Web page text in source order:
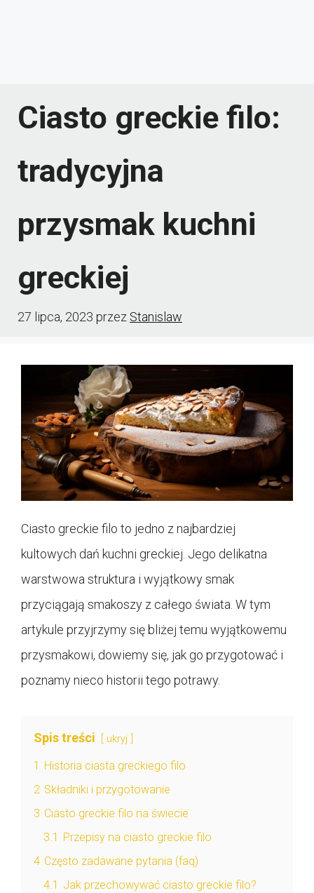
Ciasto greckie filo:
tradycyjna
przysmak kuchni
greckiej
27 lipca, 2023 przez Stanislaw
Ciasto greckie filo to jedno z najbardziej
kultowych dań kuchni greckiej. Jego delikatna
warstwowa struktura i wyjątkowy smak
przyciągają smakoszy z całego świata. W tym
artykule przyjrzymy się bliżej temu wyjątkowemu
przysmakowi, dowiemy się, jak go przygotować i
poznamy nieco historii tego potrawy.
Spis treści ukryj
1 Historia ciasta greckiego filo
2 Składniki i przygotowanie
3 Ciasto greckie filo na świecie
3.1 Przepisy na ciasto greckie filo
4 Często zadawane pytania (faq)
4.1 Jak przechowywać ciasto greckie filo?